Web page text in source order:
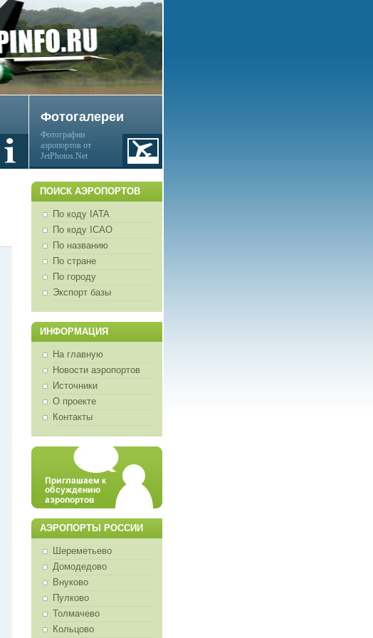
Фотогалереи
Фотографии
аэропортов от
JetPhotos.Net
ПОИСК АЭРОПОРТОВ
По коду IATA
По коду ICAO
По названию
По стране
По городу
Экспорт базы
ИНФОРМАЦИЯ
На главную
Новости аэропортов
Источники
О проекте
Контакты
АЭРОПОРТЫ РОССИИ
Шереметьево
Домодедово
Внуково
Пулково
Толмачево
Кольцово